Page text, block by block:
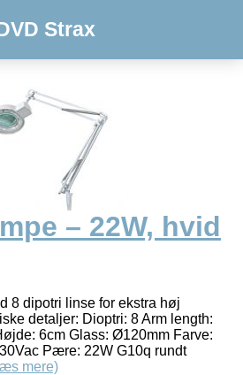
Strax
– 22W, hvid
8 dipotri linse for ekstra høj
detaljer: Dioptri: 8 Arm length:
6cm Glass: Ø120mm Farve:
Pære: 22W G10q rundt
mere)